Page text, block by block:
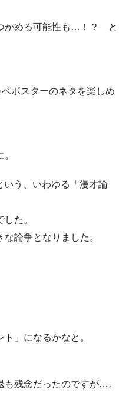
かめる可能性も…！？ と
ポスターのネタを楽しめ
う、いわゆる「漫才論
た。
論争となりました。
」になるかなと。
残念だったのですが…。